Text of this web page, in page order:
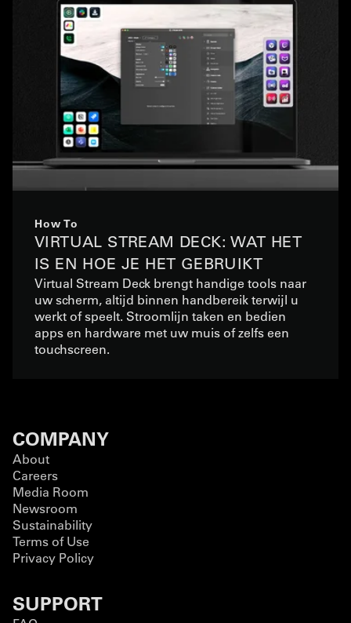
How To
VIRTUAL STREAM DECK: WAT HET
IS EN HOE JE HET GEBRUIKT
Virtual Stream Deck brengt handige tools naar
uw scherm, altijd binnen handbereik terwijl u
werkt of speelt. Stroomlijn taken en bedien
apps en hardware met uw muis of zelfs een
touchscreen.
COMPANY
About
Careers
Media Room
Newsroom
Sustainability
Terms of Use
Privacy Policy
SUPPORT